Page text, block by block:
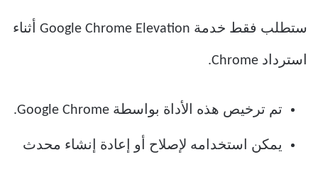
ستطلب فقط خدمة Google Chrome Elevation أثناء
استرداد Chrome.
تم ترخيص هذه الأداة بواسطة Google Chrome.
يمكن استخدامه لإصلاح أو إعادة إنشاء محدث